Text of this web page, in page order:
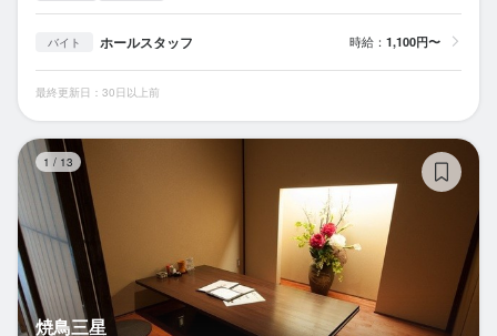
バイト ホールスタッフ 時給： 1,100円〜
最終更新日：30日以上前
1 / 13
焼鳥三星